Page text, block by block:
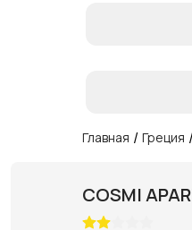
Главная / Греция
COSMI